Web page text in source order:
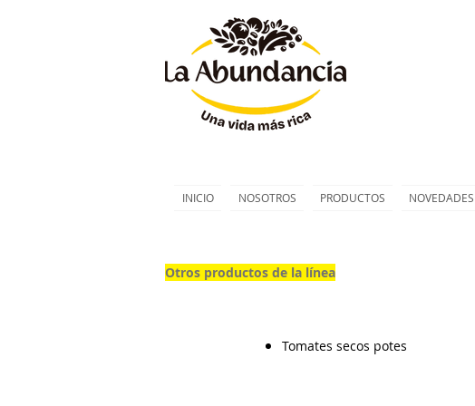
INICIO NOSOTROS PRODUCTOS NOVEDADES
Otros productos de la línea
Tomates secos potes